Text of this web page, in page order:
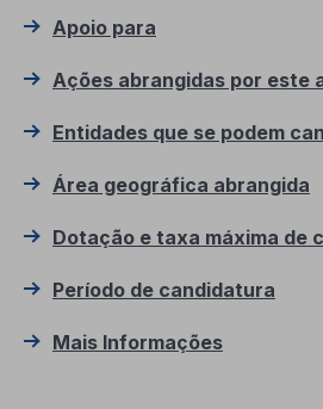
Apoio para
Ações abrangidas por este
Entidades que se podem
Área geográfica abrangida
Dotação e taxa máxima de
Período de candidatura
Mais Informações